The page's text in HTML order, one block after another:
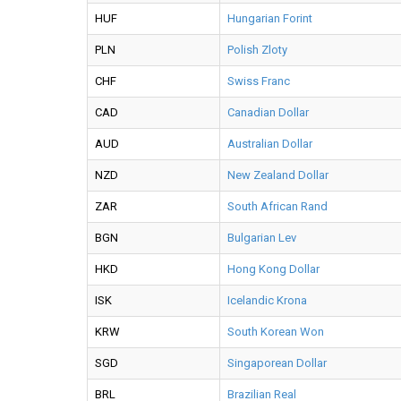
HUF Hungarian Forint
PLN Polish Zloty
CHF Swiss Franc
CAD Canadian Dollar
AUD Australian Dollar
NZD New Zealand Dollar
ZAR South African Rand
BGN Bulgarian Lev
HKD Hong Kong Dollar
ISK Icelandic Krona
KRW South Korean Won
SGD Singaporean Dollar
BRL Brazilian Real